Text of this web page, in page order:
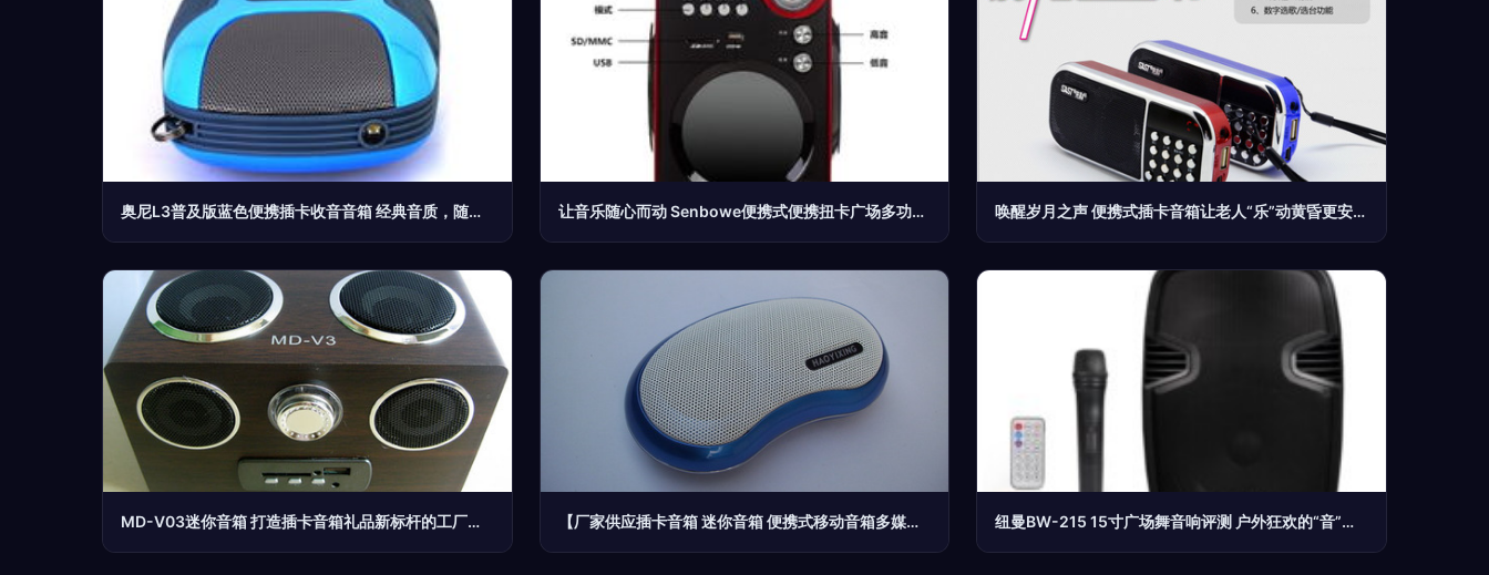
奥尼L3普及版蓝色便携插卡收音音箱 经典音质，随身听享 让音乐随心而动 Senbowe便携式便携扭卡广场多功能音箱体验 唤醒岁月之声 便携式插卡音箱让老人“乐”动黄昏更安心
MD-V03迷你音箱 打造插卡音箱礼品新标杆的工厂之选 【厂家供应插卡音箱 迷你音箱 便携式移动音箱多媒体音响】价格,厂家,图片,拉杆音箱/移动音箱,莫闪光(个体经营)- 纽曼BW-215 15寸广场舞音响评测 户外狂欢的“音”能担当